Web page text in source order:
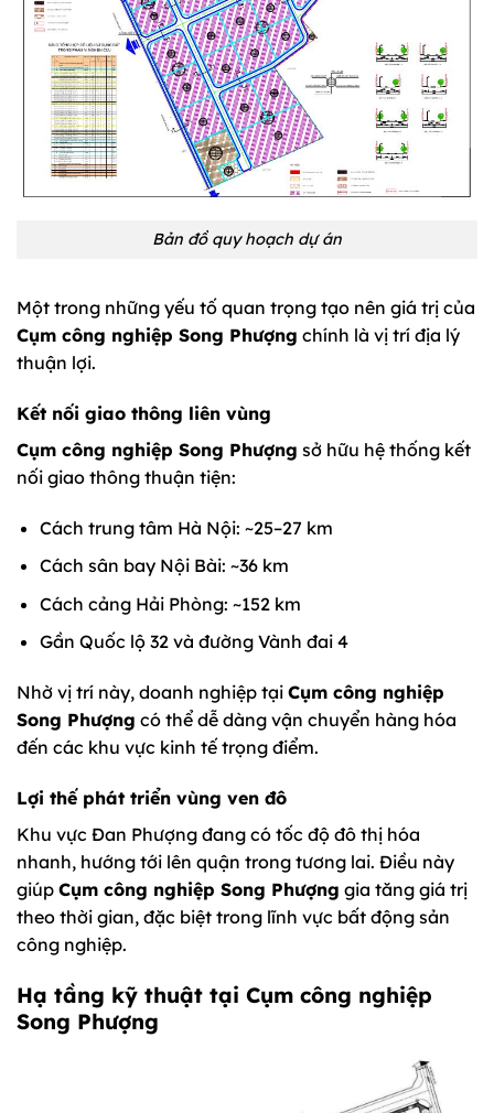
Bản đồ quy hoạch dự án
Một trong những yếu tố quan trọng tạo nên giá trị của
Cụm công nghiệp Song Phượng chính là vị trí địa lý
thuận lợi.
Kết nối giao thông liên vùng
Cụm công nghiệp Song Phượng sở hữu hệ thống kết
nối giao thông thuận tiện:
Cách trung tâm Hà Nội: ~25–27 km
Cách sân bay Nội Bài: ~36 km
Cách cảng Hải Phòng: ~152 km
Gần Quốc lộ 32 và đường Vành đai 4
Nhờ vị trí này, doanh nghiệp tại Cụm công nghiệp
Song Phượng có thể dễ dàng vận chuyển hàng hóa
đến các khu vực kinh tế trọng điểm.
Lợi thế phát triển vùng ven đô
Khu vực Đan Phượng đang có tốc độ đô thị hóa
nhanh, hướng tới lên quận trong tương lai. Điều này
giúp Cụm công nghiệp Song Phượng gia tăng giá trị
theo thời gian, đặc biệt trong lĩnh vực bất động sản
công nghiệp.
Hạ tầng kỹ thuật tại Cụm công nghiệp
Song Phượng